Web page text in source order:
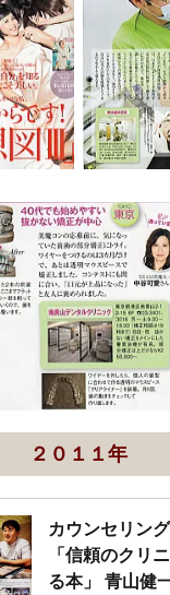
２０１１年
カウンセリン
「信頼のクリ
る本」 青山健